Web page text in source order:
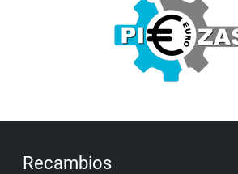
Recambios